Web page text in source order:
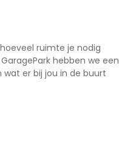
ruimte je nodig
hebben we een
wat er bij jou in de buurt